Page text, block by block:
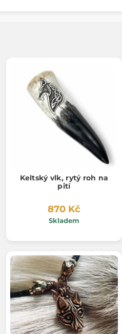
Keltský vlk, rytý roh na
pití
870 Kč
Skladem